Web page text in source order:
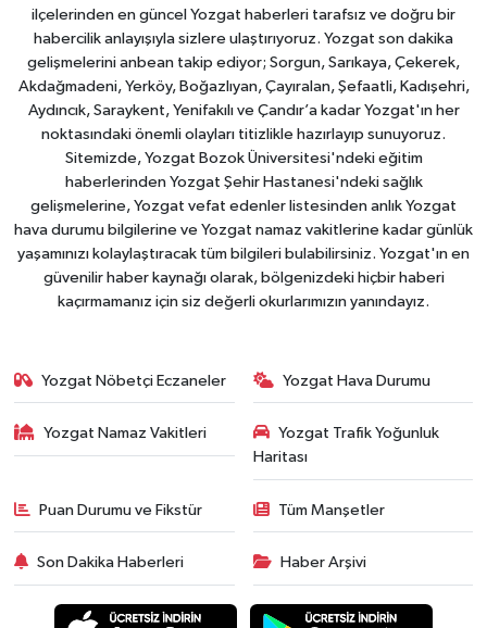
ilçelerinden en güncel Yozgat haberleri tarafsız ve doğru bir
habercilik anlayışıyla sizlere ulaştırıyoruz. Yozgat son dakika
gelişmelerini anbean takip ediyor; Sorgun, Sarıkaya, Çekerek,
Akdağmadeni, Yerköy, Boğazlıyan, Çayıralan, Şefaatli, Kadışehri,
Aydıncık, Saraykent, Yenifakılı ve Çandır’a kadar Yozgat'ın her
noktasındaki önemli olayları titizlikle hazırlayıp sunuyoruz.
Sitemizde, Yozgat Bozok Üniversitesi'ndeki eğitim
haberlerinden Yozgat Şehir Hastanesi'ndeki sağlık
gelişmelerine, Yozgat vefat edenler listesinden anlık Yozgat
hava durumu bilgilerine ve Yozgat namaz vakitlerine kadar günlük
yaşamınızı kolaylaştıracak tüm bilgileri bulabilirsiniz. Yozgat'ın en
güvenilir haber kaynağı olarak, bölgenizdeki hiçbir haberi
kaçırmamanız için siz değerli okurlarımızın yanındayız.
Yozgat Nöbetçi Eczaneler Yozgat Hava Durumu
Yozgat Namaz Vakitleri
Yozgat Trafik Yoğunluk
Haritası
Puan Durumu ve Fikstür Tüm Manşetler
Son Dakika Haberleri Haber Arşivi